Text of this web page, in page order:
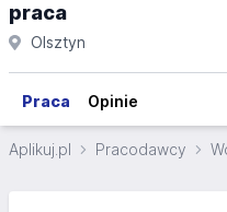
praca
Olsztyn
Praca Opinie
Aplikuj.pl Pracodawcy